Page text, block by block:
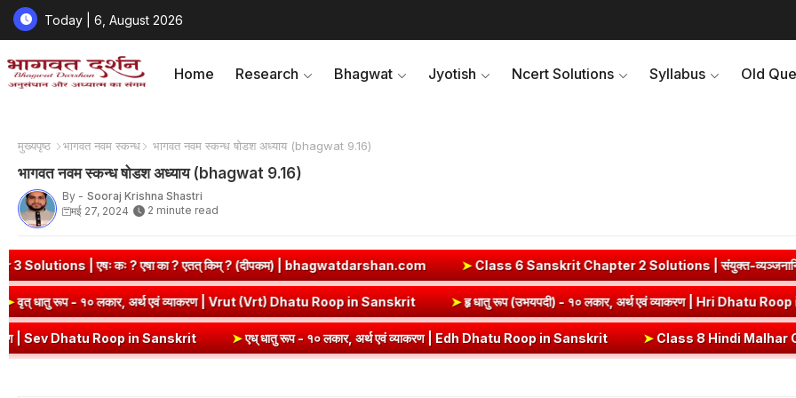
Today | 6, August 2026
Home Research Bhagwat Jyotish Ncert Solutions Syllabus Old
मुख्यपृष्ठ भागवत नवम स्कन्ध भागवत नवम स्कन्ध षोडश अध्याय (bhagwat 9.16)
भागवत नवम स्कन्ध षोडश अध्याय (bhagwat 9.16)
By - Sooraj Krishna Shastri
मई 27, 2024
2 minute read
एषा का ? एतत् किम् ? (दीपकम) | bhagwatdarshan.com ➤Class 6 Sanskrit Chapter 2 Solutions | संयुक्त-व्यञ्जनानि (दीपकम) |
in Sanskrit ➤वृत् धातु रूप - १० लकार, अर्थ एवं व्याकरण | Vrut (Vrt) Dhatu Roop in Sanskrit ➤हृ धातु रूप (उभयपदी) - १० लकार, अर्थ एवं
Roop in Sanskrit ➤एध् धातु रूप - १० लकार, अर्थ एवं व्याकरण | Edh Dhatu Roop in Sanskrit ➤Class 8 Hindi Malhar Chapter 4 Haridwar |